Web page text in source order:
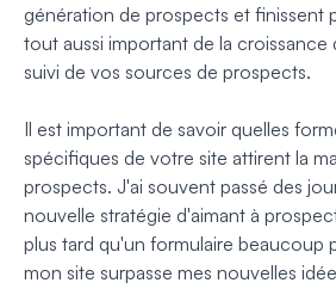
génération de prospects et finissent
tout aussi important de la croissance
suivi de vos sources de prospects.
Il est important de savoir quelles
spécifiques de votre site attirent la
prospects. J'ai souvent passé des
nouvelle stratégie d'aimant à
plus tard qu'un formulaire beaucoup
mon site surpasse mes nouvelles